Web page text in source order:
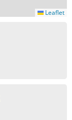
Leaflet